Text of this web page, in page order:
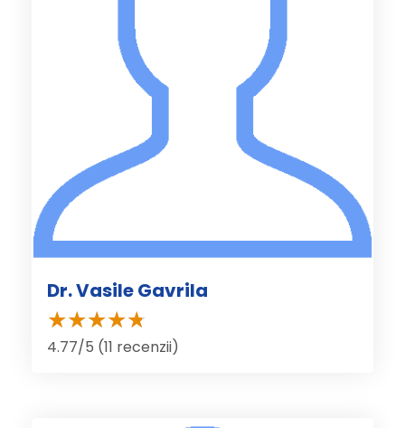
Dr. Vasile Gavrila
4.77/5 (11 recenzii)